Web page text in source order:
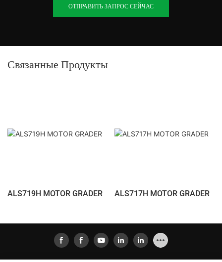
ОТПРАВИТЬ ЗАПРОС СЕЙЧАС
Связанные Продукты
ALS719H MOTOR GRADER ALS717H MOTOR GRADER